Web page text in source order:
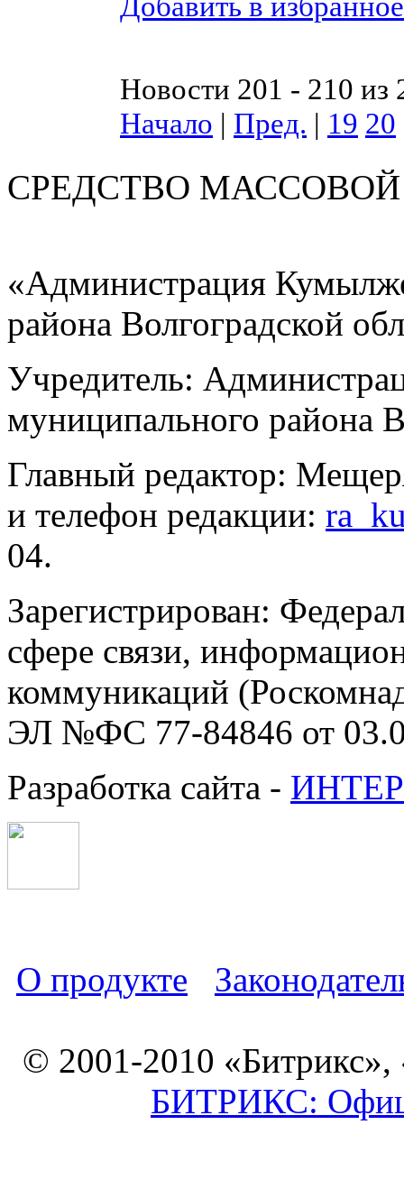
Новости 201 - 210 из
Начало | Пред. | 19 20
СРЕДСТВО
«Администрация
района Волгоградской
Учредитель:
муниципального района
Главный редактор:
и телефон редакции:
04.
Зарегистрирован:
сфере связи,
коммуникаций
ЭЛ №ФС 77-84846 от
Разработка сайта -
О продукте
© 2001-2010 «Битрикс»,
БИТРИКС: